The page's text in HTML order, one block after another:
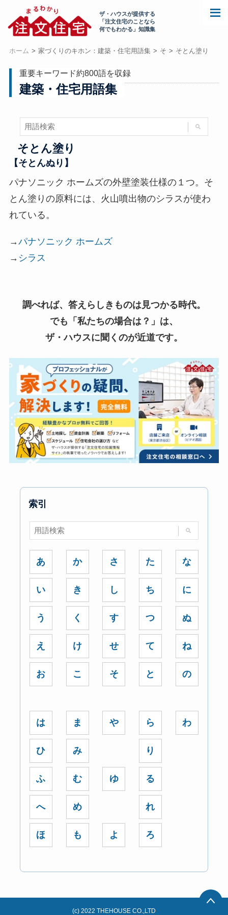
ザ・ハウスが提供する
「注文住宅のことなら
何でもわかる」知識集
ホーム 家づくりのキホン：建築・住宅用語集 そ そとん塗り
重要キーワード約800語を収録
建築・住宅用語集
そとん塗り
【そとんぬり】
パナソニック ホームズの外壁塗装仕様の１つ。そ
とん塗りの原料には、火山噴出物のシラスが使わ
れている。
→パナソニック ホームズ
→ シラス
調べれば、答えらしきものは見つかる時代。
でも「私たちの場合は？」は、
ザ・ハウスに聞くのが近道です。
索引
あ
い
う
え
お
か
き
く
け
こ
さ
し
す
せ
そ
た
ち
つ
て
と
な
に
ぬ
ね
の
は
ひ
ふ
へ
ほ
ま
み
む
め
も
や
ゆ
よ
ら
り
る
れ
ろ
わ
(c) 2022 THEHOUSE CO.,LTD